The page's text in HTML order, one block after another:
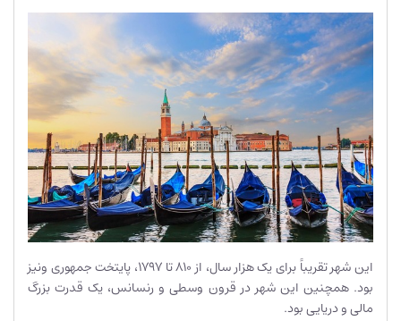
این شهر تقریباً برای یک هزار سال، از 810 تا 1797، پایتخت جمهوری ونیز
بود. همچنین این شهر در قرون وسطی و رنسانس، یک قدرت بزرگ
مالی و دریایی بود.